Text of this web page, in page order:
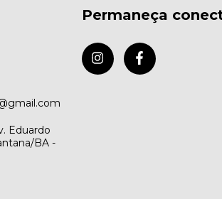
Eduardo
BA -
Permaneça